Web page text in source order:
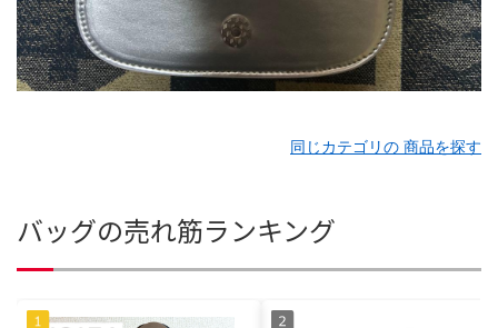
同じカテゴリの 商品を探す
バッグの売れ筋ランキング